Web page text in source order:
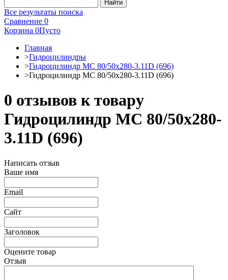
Все результаты поиска
Сравнение 0
Корзина 0Пусто
Главная
>Гидроцилиндры
>Гидроцилиндр МС 80/50х280-3.11D (696)
>Гидроцилиндр МС 80/50х280-3.11D (696)
0 отзывов к товару
Гидроцилиндр МС 80/50х280-
3.11D (696)
Написать отзыв
Ваше имя
Email
Сайт
Заголовок
Оцените товар
Отзыв